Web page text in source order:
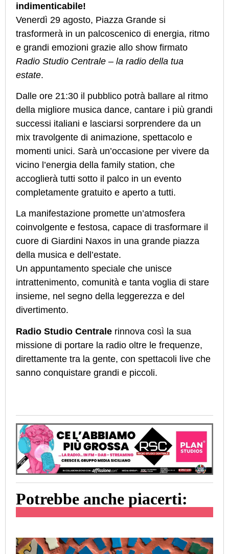
indimenticabile!
Venerdì 29 agosto, Piazza Grande si
trasformerà in un palcoscenico di energia, ritmo
e grandi emozioni grazie allo show firmato
Radio Studio Centrale – la radio della tua
estate.
Dalle ore 21:30 il pubblico potrà ballare al ritmo
della migliore musica dance, cantare i più grandi
successi italiani e lasciarsi sorprendere da un
mix travolgente di animazione, spettacolo e
momenti unici. Sarà un’occasione per vivere da
vicino l’energia della family station, che
accoglierà tutti sotto il palco in un evento
completamente gratuito e aperto a tutti.
La manifestazione promette un’atmosfera
coinvolgente e festosa, capace di trasformare il
cuore di Giardini Naxos in una grande piazza
della musica e dell’estate.
Un appuntamento speciale che unisce
intrattenimento, comunità e tanta voglia di stare
insieme, nel segno della leggerezza e del
divertimento.
Radio Studio Centrale rinnova così la sua
missione di portare la radio oltre le frequenze,
direttamente tra la gente, con spettacoli live che
sanno conquistare grandi e piccoli.
Potrebbe anche piacerti: